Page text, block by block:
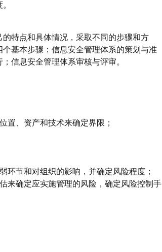
特点和具体情况，采取不同的步骤和方
基本步骤：信息安全管理体系的策划与准
信息安全管理体系审核与评审。
置、资产和技术来确定界限；
环节和对组织的影响，并确定风险程度；
来确定应实施管理的风险，确定风险控制手